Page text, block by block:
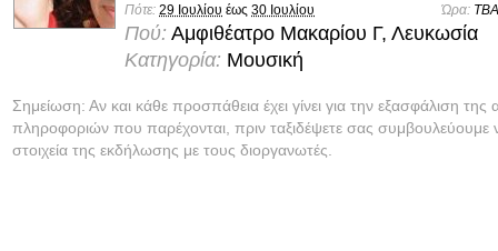
Πότε: 29 Ιουλίου έως 30 Ιουλίου Ώρα: TBA
Πού: Αμφιθέατρο Μακαρίου Γ, Λευκωσία
Κατηγορία: Μουσική
Σημείωση: Αν και κάθε προσπάθεια έχει γίνει για την εξασφάλιση της
πληροφοριών που παρέχονται, πριν ταξιδέψετε σας συμβουλεύουμε
στοιχεία της εκδήλωσης με τους διοργανωτές.